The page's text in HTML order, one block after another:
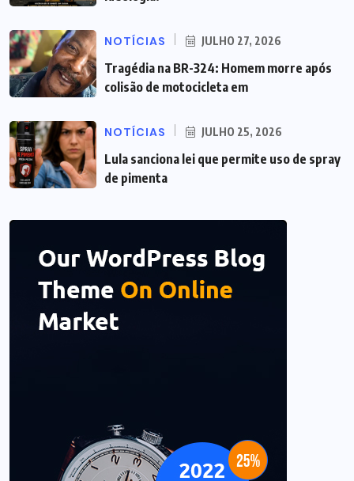
NOTÍCIAS JULHO 27, 2026
Tragédia na BR-324: Homem morre após
colisão de motocicleta em
NOTÍCIAS JULHO 25, 2026
Lula sanciona lei que permite uso de spray
de pimenta